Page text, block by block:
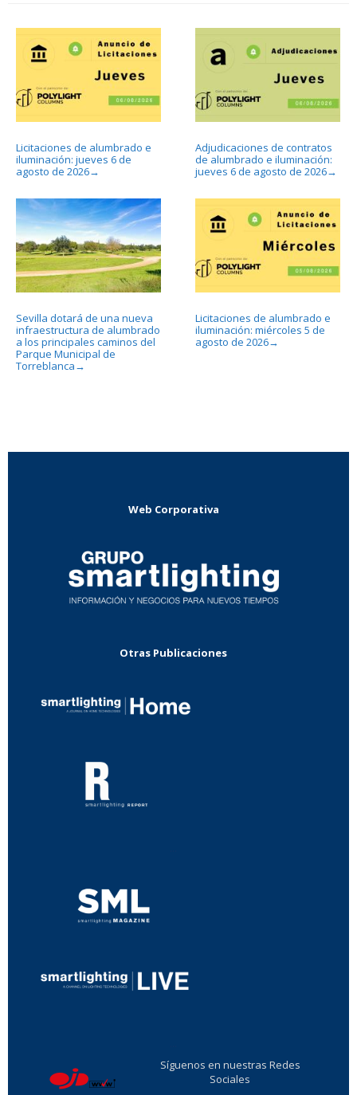
Licitaciones de alumbrado e
iluminación: jueves 6 de
agosto de 2026→
Adjudicaciones de contratos
de alumbrado e iluminación:
jueves 6 de agosto de 2026→
Sevilla dotará de una nueva
infraestructura de alumbrado
a los principales caminos del
Parque Municipal de
Torreblanca →
Licitaciones de alumbrado e
iluminación: miércoles 5 de
agosto de 2026→
Web Corporativa
Otras Publicaciones
Síguenos en nuestras Redes
Sociales